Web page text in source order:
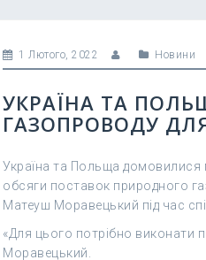
1 Лютого, 2022 Новини
УКРАЇНА ТА
ГАЗОПРОВОДУ
Україна та Польща домовилися
обсяги поставок природного
Матеуш Моравецький під час
«Для цього потрібно виконати
Моравецький.